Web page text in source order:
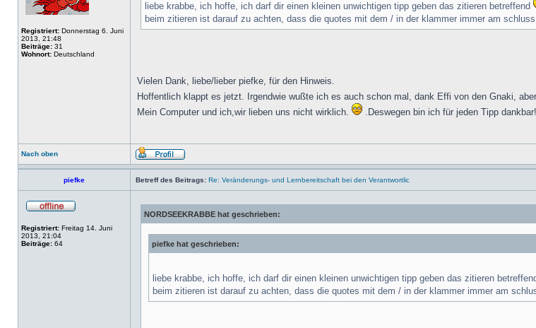
Registriert: Donnerstag 6. Juni
2013, 21:48
Beiträge: 31
Wohnort: Deutschland
liebe krabbe, ich hoffe, ich darf dir einen kleinen unwichtigen tipp geben das zitieren betreffend
beim zitieren ist darauf zu achten, dass die quotes mit dem / in der klammer immer am
Vielen Dank, liebe/lieber piefke, für den Hinweis.
Hoffentlich klappt es jetzt. Irgendwie wußte ich es auch schon mal, dank Effi von den Gnaki, aber
Mein Computer und ich,wir lieben uns nicht wirklich.
.Deswegen bin ich für jeden Tipp
Nach oben
piefke Betreff des Beitrags: Re: Veränderungs- und Lernbereitschaft bei den Verantwortlic
Registriert: Freitag 14. Juni
2013, 21:04
Beiträge: 64
NORDSEEKRABBE hat geschrieben:
piefke hat geschrieben:
liebe krabbe, ich hoffe, ich darf dir einen kleinen unwichtigen tipp geben das zitieren
beim zitieren ist darauf zu achten, dass die quotes mit dem / in der klammer immer am